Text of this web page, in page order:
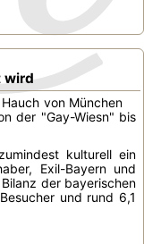
wird
von München
der "Gay-Wiesn" bis
kulturell ein
Exil-Bayern und
der bayerischen
und rund 6,1